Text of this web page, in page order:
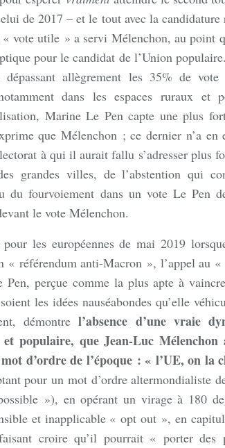
de 2017 – et le tout avec la
« vote utile » a servi Mélenchon, au point
pour le candidat de l’Union
allègrement les 35% de
dans les espaces ruraux et
Marine Le Pen capte une plus
que Mélenchon ; ce dernier n’a
à qui il aurait fallu s’adresser plus
grandes villes, de l’abstention qui
du fourvoiement dans un vote Le Pen
le vote Mélenchon.
les européennes de mai 2019
« référendum anti-Macron », l’appel au
perçue comme la plus apte à
les idées nauséabondes qu’elle
démontrel’absence d’une vraie
populaire, que Jean-Luc
d’ordre de l’époque : « l’UE, on la
pour un mot d’ordre altermondialiste
»), en opérant un virage à 180
et inapplicable « opt out », en
croire qu’il pourrait « porter des